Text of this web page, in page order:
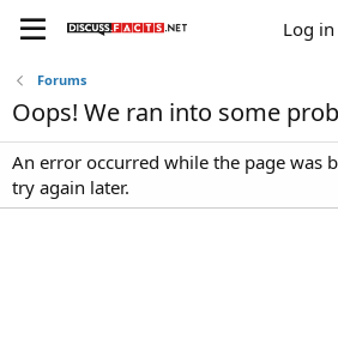
Log in
Forums
Oops! We ran into some
An error occurred while the page was
try again later.